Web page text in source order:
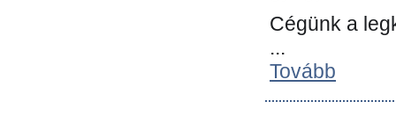
Cégünk a
...
Tovább